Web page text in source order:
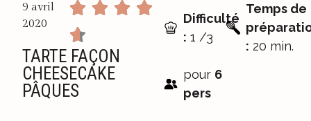
9 avril
2020
TARTE FAÇON
CHEESECAKE
PÂQUES
Difficulté
: 1 /3
Temps de
: 20 min.
pour 6
pers